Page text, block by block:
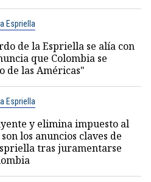
Espriella
de la Espriella se alía con
que Colombia se
de las Américas"
Espriella
y elimina impuesto al
los anuncios claves de
tras juramentarse